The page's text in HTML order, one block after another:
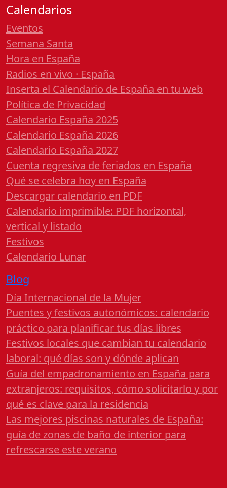
Calendarios
Eventos
Semana Santa
Hora en España
Radios en vivo · España
Inserta el Calendario de España en tu web
Política de Privacidad
Calendario España 2025
Calendario España 2026
Calendario España 2027
Cuenta regresiva de feriados en España
Qué se celebra hoy en España
Descargar calendario en PDF
Calendario imprimible: PDF horizontal,
vertical y listado
Festivos
Calendario Lunar
Blog
Día Internacional de la Mujer
Puentes y festivos autonómicos: calendario
práctico para planificar tus días libres
Festivos locales que cambian tu calendario
laboral: qué días son y dónde aplican
Guía del empadronamiento en España para
extranjeros: requisitos, cómo solicitarlo y por
qué es clave para la residencia
Las mejores piscinas naturales de España:
guía de zonas de baño de interior para
refrescarse este verano